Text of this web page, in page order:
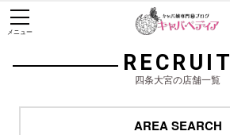
メニュー
RECRUIT
四条大宮の店舗一覧
AREA SEARCH